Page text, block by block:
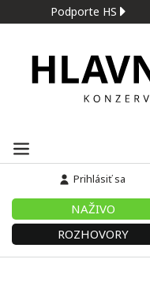
Podporte HS
Prihlásiť sa
NAŽIVO
ROZHOVORY